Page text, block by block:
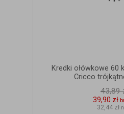
Kredki ołówkowe
Cricco
43,89
39,90 zł
32,44 zł